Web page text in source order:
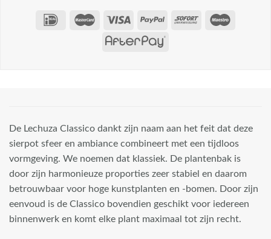
De Lechuza Classico dankt zijn naam aan het feit dat deze
sierpot sfeer en ambiance combineert met een tijdloos
vormgeving. We noemen dat klassiek. De plantenbak is
door zijn harmonieuze proporties zeer stabiel en daarom
betrouwbaar voor hoge kunstplanten en -bomen. Door zijn
eenvoud is de Classico bovendien geschikt voor iedereen
binnenwerk en komt elke plant maximaal tot zijn recht.